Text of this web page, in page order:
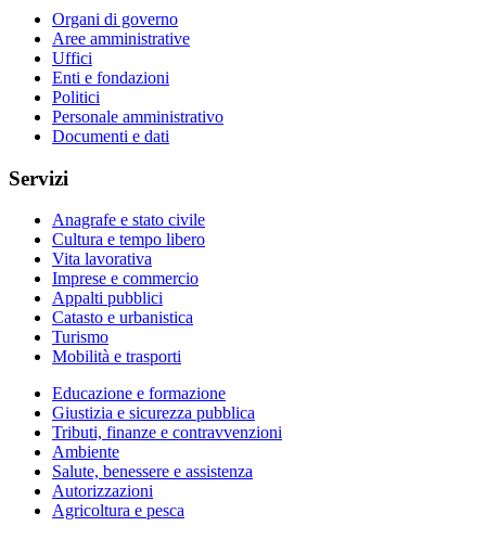
Organi di governo
Aree amministrative
Uffici
Enti e fondazioni
Politici
Personale amministrativo
Documenti e dati
Servizi
Anagrafe e stato civile
Cultura e tempo libero
Vita lavorativa
Imprese e commercio
Appalti pubblici
Catasto e urbanistica
Turismo
Mobilità e trasporti
Educazione e formazione
Giustizia e sicurezza pubblica
Tributi, finanze e contravvenzioni
Ambiente
Salute, benessere e assistenza
Autorizzazioni
Agricoltura e pesca